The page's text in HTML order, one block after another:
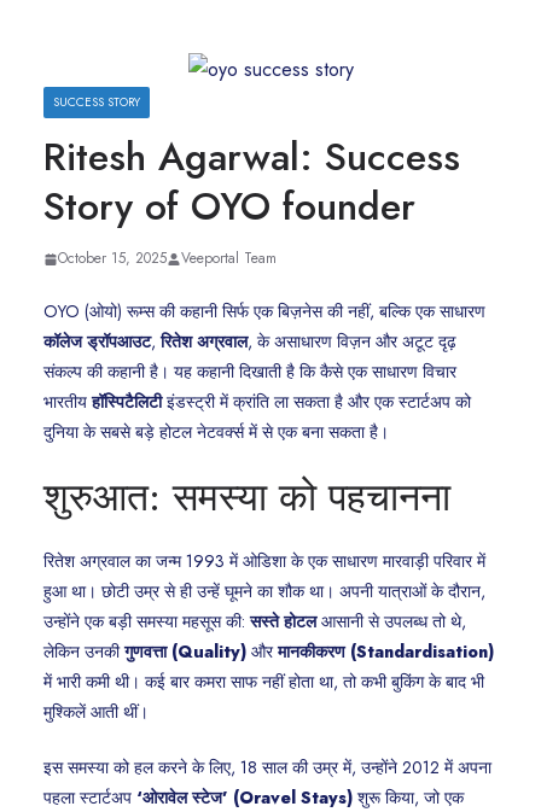
SUCCESS STORY
Ritesh Agarwal: Success
Story of OYO founder
October 15, 2025 Veeportal Team
OYO (ओयो) रूम्स की कहानी सिर्फ एक बिज़नेस की नहीं, बल्कि एक साधारण
कॉलेज ड्रॉपआउट,रितेश अग्रवाल, के असाधारण विज़न और अटूट दृढ़
संकल्प की कहानी है। यह कहानी दिखाती है कि कैसे एक साधारण विचार
भारतीयहॉस्पिटैलिटीइंडस्ट्री में क्रांति ला सकता है और एक स्टार्टअप को
दुनिया के सबसे बड़े होटल नेटवर्क्स में से एक बना सकता है।
शुरुआत: समस्या को पहचानना
रितेश अग्रवाल का जन्म 1993 में ओडिशा के एक साधारण मारवाड़ी परिवार में
हुआ था। छोटी उम्र से ही उन्हें घूमने का शौक था। अपनी यात्राओं के दौरान,
उन्होंने एक बड़ी समस्या महसूस की:सस्ते होटलआसानी से उपलब्ध तो थे,
लेकिन उनकीगुणवत्ता (Quality) औरमानकीकरण (Standardisation)
में भारी कमी थी। कई बार कमरा साफ नहीं होता था, तो कभी बुकिंग के बाद भी
मुश्किलें आती थीं।
इस समस्या को हल करने के लिए, 18 साल की उम्र में, उन्होंने 2012 में अपना
पहला स्टार्टअप ‘ओरावेल स्टेज’ (Oravel Stays) शुरू किया, जो एक